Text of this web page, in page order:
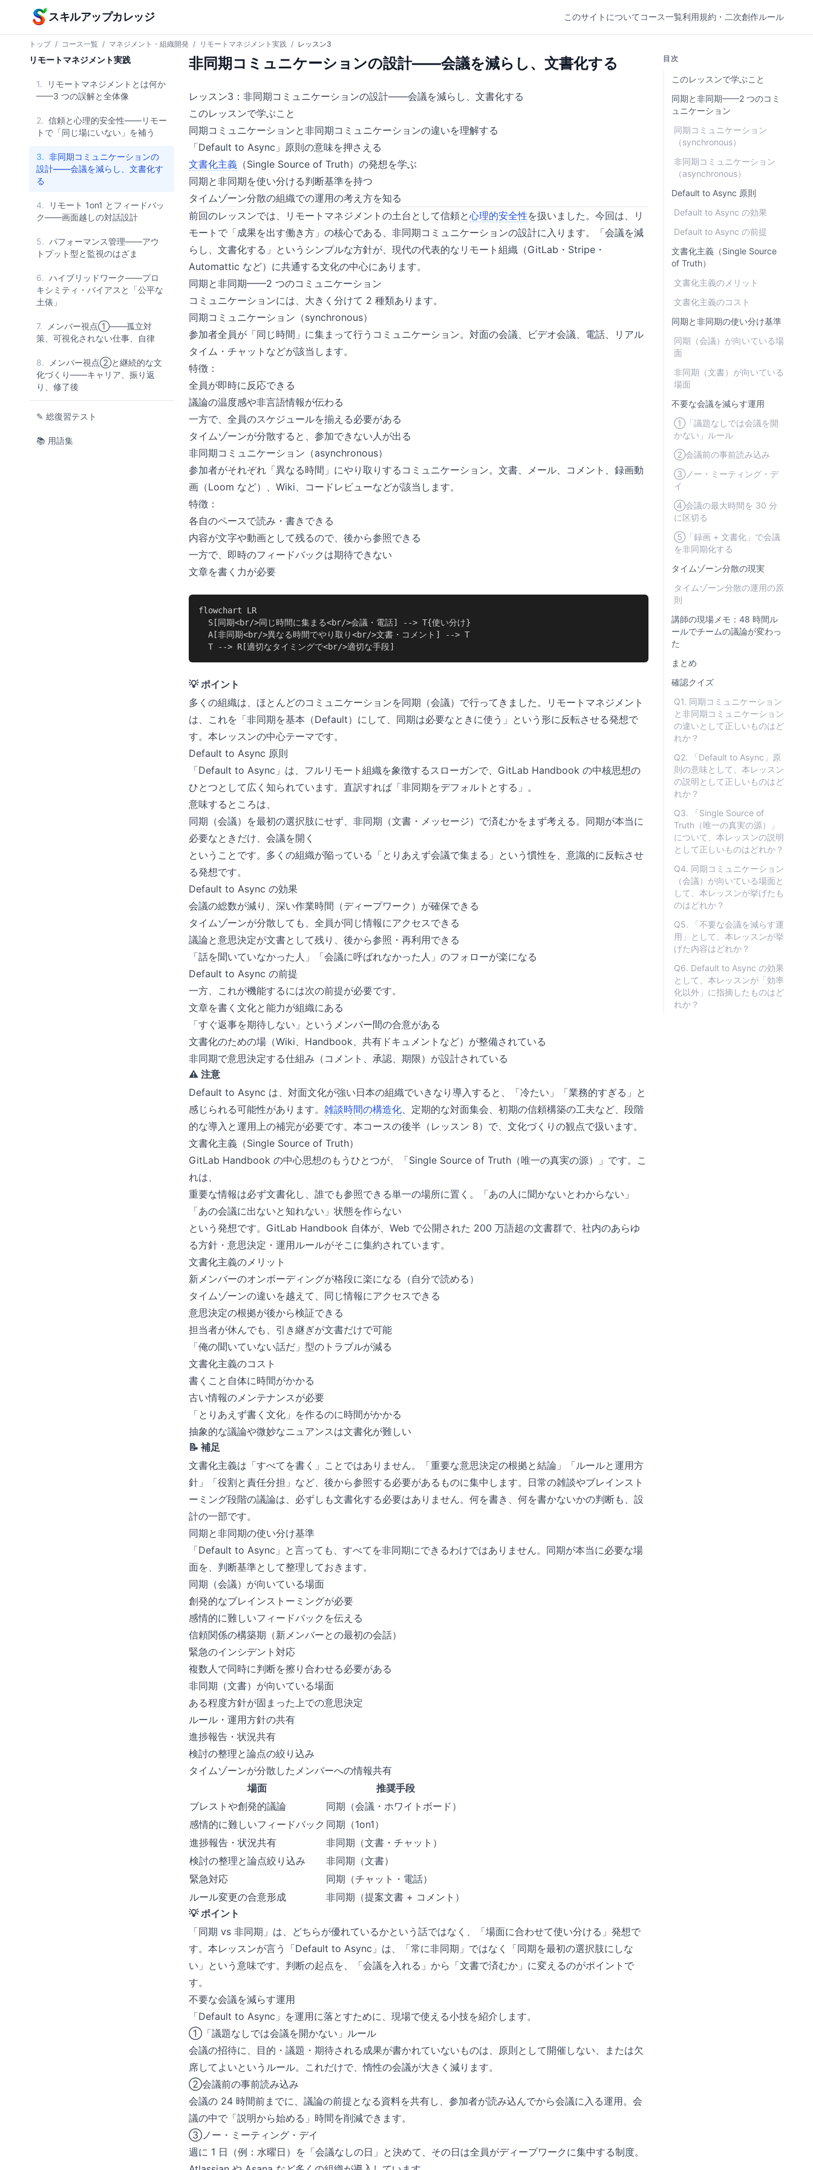
本文へスキップ
スキルアップカレッジ このサイトについて コース一覧利用規約・二次創作ルール
トップ / コース一覧 / マネジメント・組織開発 / リモートマネジメント実践 / レッスン3
リモートマネジメント実践
1.
リモートマネジメントとは何か
——3 つの誤解と全体像
2. 信頼と心理的安全性——リモー
トで「同じ場にいない」を補う
3. 非同期コミュニケーションの
設計——会議を減らし、文書化す
る
4.
リモート 1on1 とフィードバッ
ク——画面越しの対話設計
5. パフォーマンス管理——アウ
トプット型と監視のはざま
6. ハイブリッドワーク——プロ
キシミティ・バイアスと「公平な
土俵」
7.
メンバー視点①——孤立対
策、可視化されない仕事、自律
8.
メンバー視点②と継続的な文
化づくり——キャリア、振り返
り、修了後
✎ 総復習テスト
📚 用語集
非同期コミュニケーションの設計——会議を減らし、文書化する
レッスン3：非同期コミュニケーションの設計——会議を減らし、文書化する
このレッスンで学ぶこと
同期コミュニケーションと非同期コミュニケーションの違いを理解する
「Default to Async」原則の意味を押さえる
文書化主義 （Single Source of Truth）の発想を学ぶ
同期と非同期を使い分ける判断基準を持つ
タイムゾーン分散の組織での運用の考え方を知る
前回のレッスンでは、リモートマネジメントの土台として信頼と心理的安全性を扱いました。今回は、リ
モートで「成果を出す働き方」の核心である、非同期コミュニケーションの設計に入ります。「会議を減
らし、文書化する」というシンプルな方針が、現代の代表的なリモート組織（GitLab・Stripe・
Automattic など）に共通する文化の中心にあります。
同期と非同期——2 つのコミュニケーション
コミュニケーションには、大きく分けて 2 種類あります。
同期コミュニケーション（synchronous）
参加者全員が「同じ時間」に集まって行うコミュニケーション。対面の会議、ビデオ会議、電話、リアル
タイム・チャットなどが該当します。
特徴：
全員が即時に反応できる
議論の温度感や非言語情報が伝わる
一方で、全員のスケジュールを揃える必要がある
タイムゾーンが分散すると、参加できない人が出る
非同期コミュニケーション（asynchronous）
参加者がそれぞれ「異なる時間」にやり取りするコミュニケーション。文書、メール、コメント、録画動
画（Loom など）、Wiki、コードレビューなどが該当します。
特徴：
各自のペースで読み・書きできる
内容が文字や動画として残るので、後から参照できる
一方で、即時のフィードバックは期待できない
文章を書く力が必要
flowchart LR
  S[同期<br/>同じ時間に集まる<br/>会議・電話] --> T{使い分け}
  A[非同期<br/>異なる時間でやり取り<br/>文書・コメント] --> T
  T --> R[適切なタイミングで<br/>適切な手段]
💡 ポイント
多くの組織は、ほとんどのコミュニケーションを同期（会議）で行ってきました。リモートマネジメント
は、これを「非同期を基本（Default）にして、同期は必要なときに使う」という形に反転させる発想で
す。本レッスンの中心テーマです。
Default to Async 原則
「Default to Async」は、フルリモート組織を象徴するスローガンで、GitLab Handbook の中核思想の
ひとつとして広く知られています。直訳すれば「非同期をデフォルトとする」。
意味するところは、
同期（会議）を最初の選択肢にせず、非同期（文書・メッセージ）で済むかをまず考える。同期が本当に
必要なときだけ、会議を開く
ということです。多くの組織が陥っている「とりあえず会議で集まる」という慣性を、意識的に反転させ
る発想です。
Default to Async の効果
会議の総数が減り、深い作業時間（ディープワーク）が確保できる
タイムゾーンが分散しても、全員が同じ情報にアクセスできる
議論と意思決定が文書として残り、後から参照・再利用できる
「話を聞いていなかった人」「会議に呼ばれなかった人」のフォローが楽になる
Default to Async の前提
一方、これが機能するには次の前提が必要です。
文章を書く文化と能力が組織にある
「すぐ返事を期待しない」というメンバー間の合意がある
文書化のための場（Wiki、Handbook、共有ドキュメントなど）が整備されている
非同期で意思決定する仕組み（コメント、承認、期限）が設計されている
⚠️ 注意
Default to Async は、対面文化が強い日本の組織でいきなり導入すると、「冷たい」「業務的すぎる」と
感じられる可能性があります。 雑談時間の構造化、定期的な対面集会、初期の信頼構築の工夫など、段階
的な導入と運用上の補完が必要です。本コースの後半（レッスン 8）で、文化づくりの観点で扱います。
文書化主義（Single Source of Truth）
GitLab Handbook の中心思想のもうひとつが、「Single Source of Truth（唯一の真実の源）」です。こ
れは、
重要な情報は必ず文書化し、誰でも参照できる単一の場所に置く。「あの人に聞かないとわからない」
「あの会議に出ないと知れない」状態を作らない
という発想です。GitLab Handbook 自体が、Web で公開された 200 万語超の文書群で、社内のあらゆ
る方針・意思決定・運用ルールがそこに集約されています。
文書化主義のメリット
新メンバーのオンボーディングが格段に楽になる（自分で読める）
タイムゾーンの違いを越えて、同じ情報にアクセスできる
意思決定の根拠が後から検証できる
担当者が休んでも、引き継ぎが文書だけで可能
「俺の聞いていない話だ」型のトラブルが減る
文書化主義のコスト
書くこと自体に時間がかかる
古い情報のメンテナンスが必要
「とりあえず書く文化」を作るのに時間がかかる
抽象的な議論や微妙なニュアンスは文書化が難しい
📝 補足
文書化主義は「すべてを書く」ことではありません。「重要な意思決定の根拠と結論」「ルールと運用方
針」「役割と責任分担」など、後から参照する必要があるものに集中します。日常の雑談やブレインスト
ーミング段階の議論は、必ずしも文書化する必要はありません。何を書き、何を書かないかの判断も、設
計の一部です。
同期と非同期の使い分け基準
「Default to Async」と言っても、すべてを非同期にできるわけではありません。同期が本当に必要な場
面を、判断基準として整理しておきます。
同期（会議）が向いている場面
創発的なブレインストーミングが必要
感情的に難しいフィードバックを伝える
信頼関係の構築期（新メンバーとの最初の会話）
緊急のインシデント対応
複数人で同時に判断を擦り合わせる必要がある
非同期（文書）が向いている場面
ある程度方針が固まった上での意思決定
ルール・運用方針の共有
進捗報告・状況共有
検討の整理と論点の絞り込み
タイムゾーンが分散したメンバーへの情報共有
場面
推奨手段
ブレストや創発的議論
同期（会議・ホワイトボード）
感情的に難しいフィードバック 同期（1on1）
進捗報告・状況共有
非同期（文書・チャット）
検討の整理と論点絞り込み
非同期（文書）
緊急対応
同期（チャット・電話）
ルール変更の合意形成
非同期（提案文書 + コメント）
💡 ポイント
「同期 vs 非同期」は、どちらが優れているかという話ではなく、「場面に合わせて使い分ける」発想で
す。本レッスンが言う「Default to Async」は、「常に非同期」ではなく「同期を最初の選択肢にしな
い」という意味です。判断の起点を、「会議を入れる」から「文書で済むか」に変えるのがポイントで
す。
不要な会議を減らす運用
「Default to Async」を運用に落とすために、現場で使える小技を紹介します。
①「議題なしでは会議を開かない」ルール
会議の招待に、目的・議題・期待される成果が書かれていないものは、原則として開催しない、または欠
席してよいというルール。これだけで、惰性の会議が大きく減ります。
②会議前の事前読み込み
会議の 24 時間前までに、議論の前提となる資料を共有し、参加者が読み込んでから会議に入る運用。会
議の中で「説明から始める」時間を削減できます。
③ノー・ミーティング・デイ
週に 1 日（例：水曜日）を「会議なしの日」と決めて、その日は全員がディープワークに集中する制度。
目次
このレッスンで学ぶこと
同期と非同期——2 つのコミ
ュニケーション
同期コミュニケーション
（synchronous）
非同期コミュニケーション
（asynchronous）
Default to Async 原則
Default to Async の効果
Default to Async の前提
文書化主義（Single Source
of Truth）
文書化主義のメリット
文書化主義のコスト
同期と非同期の使い分け基準
同期（会議）が向いている場
面
非同期（文書）が向いている
場面
不要な会議を減らす運用
①「議題なしでは会議を開
かない」ルール
②会議前の事前読み込み
③ノー・ミーティング・デ
イ
④会議の最大時間を 30 分
に区切る
⑤「録画 + 文書化」で会議
を非同期化する
タイムゾーン分散の現実
タイムゾーン分散の運用の原
則
講師の現場メモ：48 時間ル
ールでチームの議論が変わっ
た
まとめ
確認クイズ
Q1. 同期コミュニケーション
と非同期コミュニケーション
の違いとして正しいものはど
れか？
Q2. 「Default to Async」原
則の意味として、本レッスン
の説明として正しいものはど
れか？
Q3. 「Single Source of
Truth（唯一の真実の源）」
について、本レッスンの説明
として正しいものはどれか？
Q4. 同期コミュニケーション
（会議）が向いている場面と
して、本レッスンが挙げたも
のはどれか？
Q5. 「不要な会議を減らす運
用」として、本レッスンが挙
げた内容はどれか？
Q6. Default to Async の効果
として、本レッスンが「効率
化以外」に指摘したものはど
れか？